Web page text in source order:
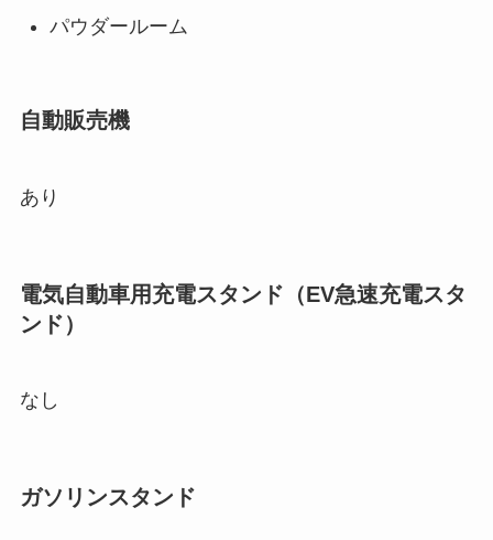
パウダールーム
自動販売機
あり
電気自動車用充電スタンド（EV急速充電スタ
ンド）
なし
ガソリンスタンド